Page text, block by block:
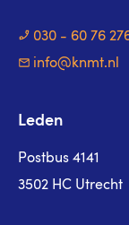
030 - 60 76
info@knmt.nl
Leden
Postbus 4141
3502 HC Utrecht